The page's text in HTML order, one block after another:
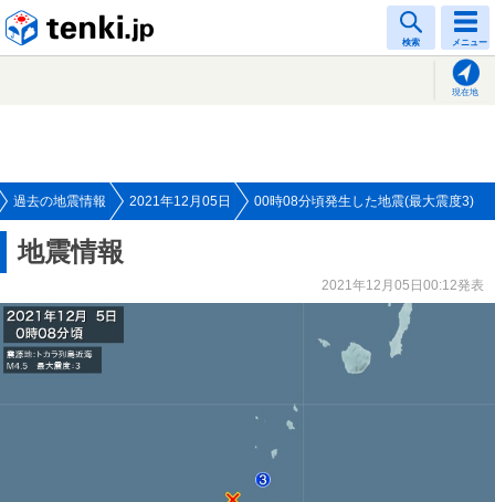
検索 メニュー
現在地
過去の地震情報 2021年12月05日 00時08分頃発生した地震(最大震度3)
地震情報
2021年12月05日00:12発表